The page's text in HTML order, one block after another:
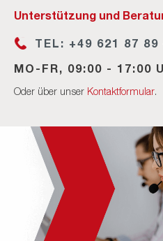
Unterstützung und
TEL: +49 621 87 89
MO-FR, 09:00 - 17:00
Oder über unser Kontaktformular.